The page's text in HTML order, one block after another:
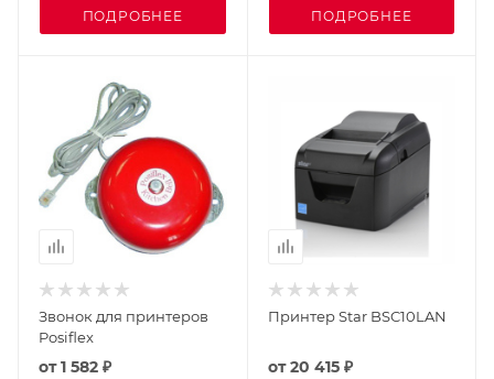
ПОДРОБНЕЕ ПОДРОБНЕЕ
Звонок для принтеров
Posiflex
от1 582 ₽
Принтер Star BSC10LAN
от20 415 ₽